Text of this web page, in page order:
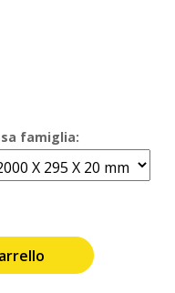
famiglia: